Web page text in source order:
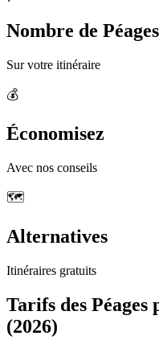
Nombre de Péages
Sur votre itinéraire
💰
Économisez
Avec nos conseils
🗺️
Alternatives
Itinéraires gratuits
Tarifs des Péages
(2026)